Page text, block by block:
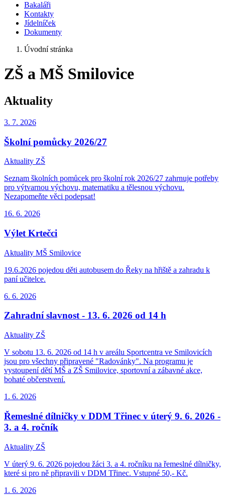
Bakaláři
Kontakty
Jídelníček
Dokumenty
Úvodní stránka
ZŠ a MŠ Smilovice
Aktuality
3. 7. 2026
Školní pomůcky 2026/27
Aktuality ZŠ
Seznam školních pomůcek pro školní rok 2026/27 zahrnuje potřeby
pro výtvarnou výchovu, matematiku a tělesnou výchovu.
Nezapomeňte věci podepsat!
16. 6. 2026
Výlet Krtečci
Aktuality MŠ Smilovice
19.6.2026 pojedou děti autobusem do Řeky na hřiště a zahradu k
paní učitelce.
6. 6. 2026
Zahradní slavnost - 13. 6. 2026 od 14 h
Aktuality ZŠ
V sobotu 13. 6. 2026 od 14 h v areálu Sportcentra ve Smilovicích
jsou pro všechny připravené "Radovánky". Na programu je
vystoupení dětí MŠ a ZŠ Smilovice, sportovní a zábavné akce,
bohaté občerstvení.
1. 6. 2026
Řemeslné dílničky v DDM Třinec v úterý 9. 6. 2026 -
3. a 4. ročník
Aktuality ZŠ
V úterý 9. 6. 2026 pojedou žáci 3. a 4. ročníku na řemeslné dílničky,
které si pro ně připravili v DDM Třinec. Vstupné 50,- Kč.
1. 6. 2026